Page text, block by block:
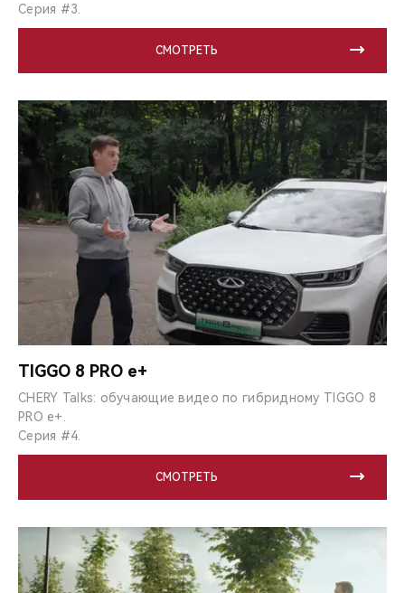
Серия #3.
СМОТРЕТЬ
TIGGO 8 PRO e+
CHERY Talks: обучающие видео по гибридному TIGGO 8
PRO e+.
Серия #4.
СМОТРЕТЬ